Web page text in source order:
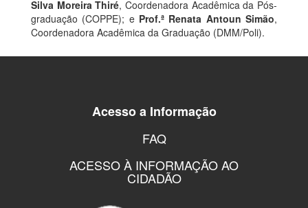
Silva Moreira Thiré, Coordenadora Acadêmica da Pós-
graduação (COPPE); e Prof.ª Renata Antoun Simão,
Coordenadora Acadêmica da Graduação (DMM/Poli).
Acesso a Informação
FAQ
ACESSO À INFORMAÇÃO AO
CIDADÃO